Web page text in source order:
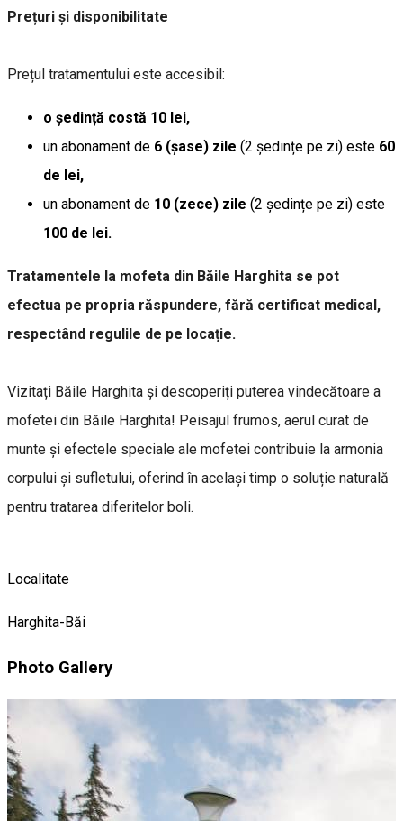
Prețuri și disponibilitate
Prețul tratamentului este accesibil:
o ședință costă 10 lei,
un abonament de 6 (șase) zile (2 ședințe pe zi) este 60
de lei,
un abonament de 10 (zece) zile (2 ședințe pe zi) este
100 de lei.
Tratamentele la mofeta din Băile Harghita se pot
efectua pe propria răspundere, fără certificat medical,
respectând regulile de pe locație.
Vizitați Băile Harghita și descoperiți puterea vindecătoare a
mofetei din Băile Harghita! Peisajul frumos, aerul curat de
munte și efectele speciale ale mofetei contribuie la armonia
corpului și sufletului, oferind în același timp o soluție naturală
pentru tratarea diferitelor boli.
Localitate
Harghita-Băi
Photo Gallery